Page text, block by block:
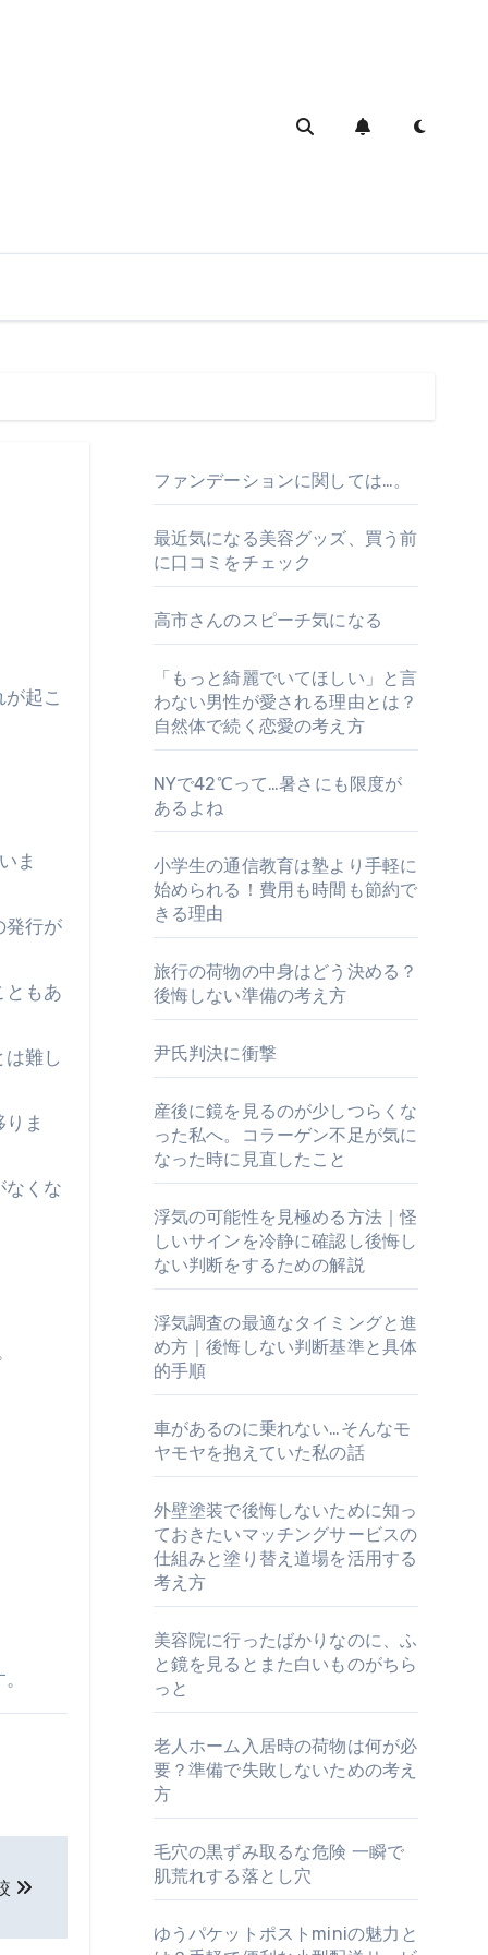
起こ
ま
発行が
ともあ
難し
ま
なくな
ファンデーションに関しては…。
最近気になる美容グッズ、買う前
に口コミをチェック
高市さんのスピーチ気になる
「もっと綺麗でいてほしい」と言
わない男性が愛される理由とは？
自然体で続く恋愛の考え方
NYで42℃って…暑さにも限度が
あるよね
小学生の通信教育は塾より手軽に
始められる！費用も時間も節約で
きる理由
旅行の荷物の中身はどう決める？
後悔しない準備の考え方
尹氏判決に衝撃
産後に鏡を見るのが少しつらくな
った私へ。コラーゲン不足が気に
なった時に見直したこと
浮気の可能性を見極める方法｜怪
しいサインを冷静に確認し後悔し
ない判断をするための解説
浮気調査の最適なタイミングと進
め方｜後悔しない判断基準と具体
的手順
車があるのに乗れない…そんなモ
ヤモヤを抱えていた私の話
外壁塗装で後悔しないために知っ
ておきたいマッチングサービスの
仕組みと塗り替え道場を活用する
考え方
美容院に行ったばかりなのに、ふ
と鏡を見るとまた白いものがちら
っと
老人ホーム入居時の荷物は何が必
要？準備で失敗しないための考え
方
毛穴の黒ずみ取るな危険 一瞬で
肌荒れする落とし穴
ゆうパケットポストminiの魅力と